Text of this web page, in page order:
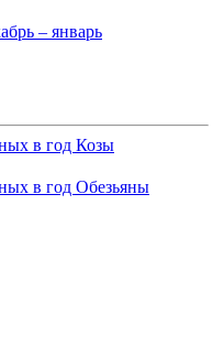
– январь
в год Козы
в год Обезьяны